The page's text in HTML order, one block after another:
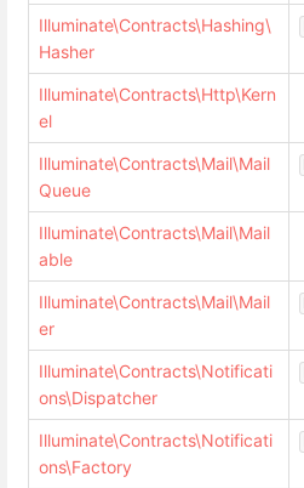
Illuminate\Contracts\Hashing\
Hasher
Illuminate\Contracts\Http\Kern
el
Illuminate\Contracts\Mail\Mail
Queue
Illuminate\Contracts\Mail\Mail
able
Illuminate\Contracts\Mail\Mail
er
Illuminate\Contracts\Notificati
ons\Dispatcher
Illuminate\Contracts\Notificati
ons\Factory